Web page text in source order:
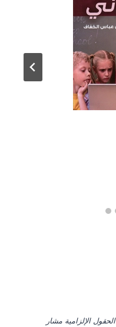
الحقول الإلزامية مشار